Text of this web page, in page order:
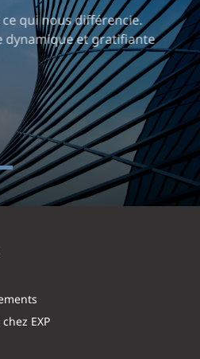
qui nous différencie.
dynamique et gratifiante
EXP